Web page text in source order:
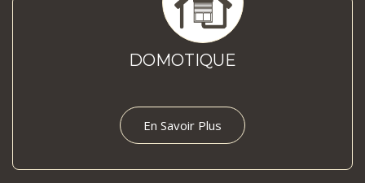
DOMOTIQUE
En Savoir Plus